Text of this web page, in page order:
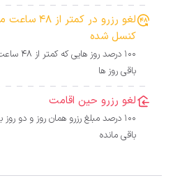
لغو رزرو در
کنسل شده
باقی روز ها
لغو رزرو حین اقامت
باقی مانده